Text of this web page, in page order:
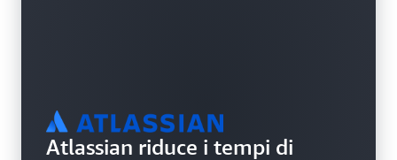
Atlassian riduce i tempi di